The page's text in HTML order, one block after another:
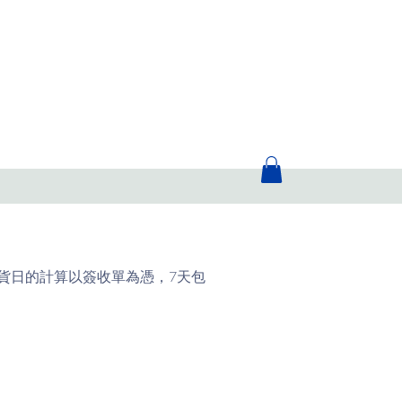
日的計算以簽收單為憑，7天包